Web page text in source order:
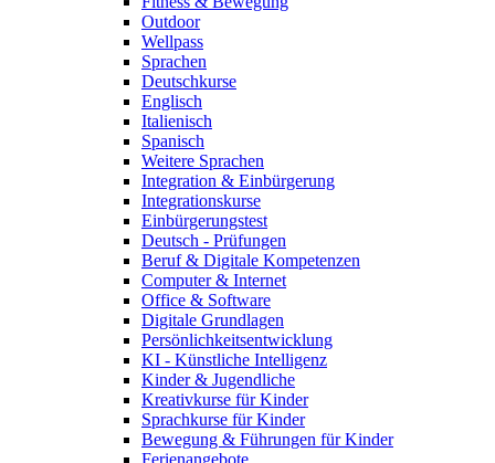
Outdoor
Wellpass
Sprachen
Deutschkurse
Englisch
Italienisch
Spanisch
Weitere Sprachen
Integration & Einbürgerung
Integrationskurse
Einbürgerungstest
Deutsch - Prüfungen
Beruf & Digitale Kompetenzen
Computer & Internet
Office & Software
Digitale Grundlagen
Persönlichkeitsentwicklung
KI - Künstliche Intelligenz
Kinder & Jugendliche
Kreativkurse für Kinder
Sprachkurse für Kinder
Bewegung & Führungen für Kinder
Ferienangebote